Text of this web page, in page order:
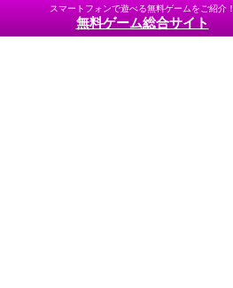
スマートフォンで遊べる無料ゲームをご紹介！
無料ゲーム総合サイト